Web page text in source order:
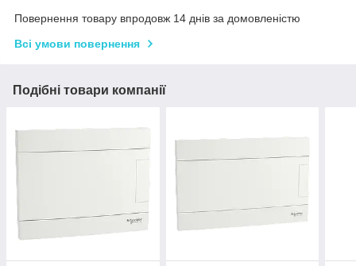
Повернення товару впродовж 14 днів за домовленістю
Всі умови повернення
Подібні товари компанії